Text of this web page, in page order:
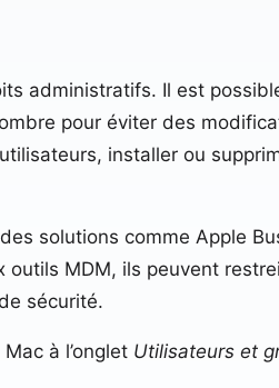
administratifs. Il est
pour éviter des
installer ou
solutions comme Apple
outils MDM, ils peuvent
sécurité.
à l’onglet Utilisateurs et